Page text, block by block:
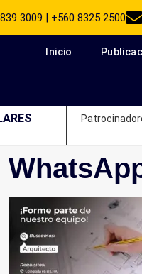
3009 | +560 8325 2500
Inicio